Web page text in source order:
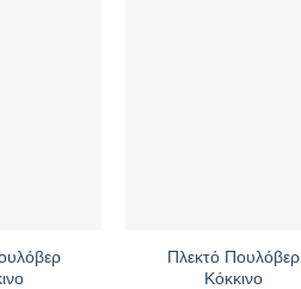
Πλεκτό Πουλόβερ
Κόκκινο